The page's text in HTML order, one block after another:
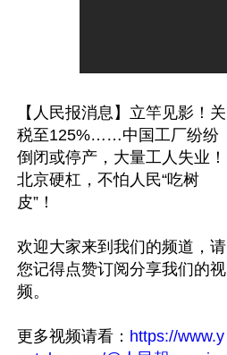
【人民报消息】立竿见影！关
税至125%……中国工厂纷纷
倒闭或停产，大量工人失业！
北京硬杠，不怕人民“吃树
皮”！
欢迎大家来到我们的频道，请
您记得点赞订阅分享我们的视
频。
更多视频请看： https://www.y